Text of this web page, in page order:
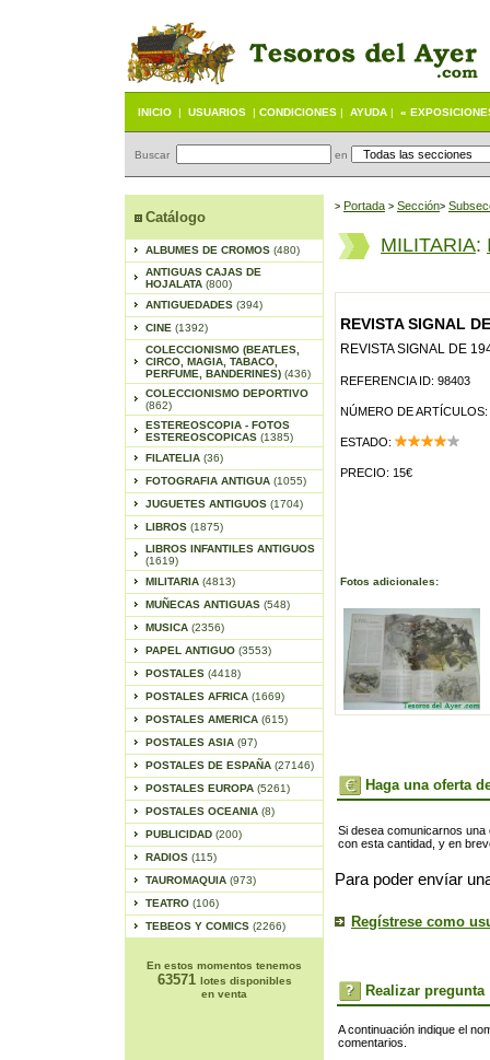
INICIO | USUARIOS | CONDICIONES | AYUDA | «
Buscar en
Catálogo
ALBUMES DE CROMOS (480)
ANTIGUAS CAJAS DE
HOJALATA (800)
ANTIGUEDADES (394)
CINE (1392)
COLECCIONISMO (BEATLES,
CIRCO, MAGIA, TABACO,
PERFUME, BANDERINES) (436)
COLECCIONISMO DEPORTIVO
(862)
ESTEREOSCOPIA - FOTOS
ESTEREOSCOPICAS (1385)
FILATELIA (36)
FOTOGRAFIA ANTIGUA (1055)
JUGUETES ANTIGUOS (1704)
LIBROS (1875)
LIBROS INFANTILES ANTIGUOS
(1619)
MILITARIA (4813)
MUÑECAS ANTIGUAS (548)
MUSICA (2356)
PAPEL ANTIGUO (3553)
POSTALES (4418)
POSTALES AFRICA (1669)
POSTALES AMERICA (615)
POSTALES ASIA (97)
POSTALES DE ESPAÑA (27146)
POSTALES EUROPA (5261)
POSTALES OCEANIA (8)
PUBLICIDAD (200)
RADIOS (115)
TAUROMAQUIA (973)
TEATRO (106)
TEBEOS Y COMICS (2266)
En estos momentos tenemos
63571 lotes disponibles
en venta
> Portada > Sección>
MILITARIA:
REVISTA SIGNAL
REVISTA SIGNAL DE
REFERENCIA ID: 98403
NÚMERO DE ARTÍCULOS:
ESTADO:
PRECIO: 15€
Fotos adicionales:
Haga una oferta
Si desea comunicarnos
con esta cantidad, y en
Para poder envíar
Regístrese como
Realizar pregunta
A continuación indique el
comentarios.